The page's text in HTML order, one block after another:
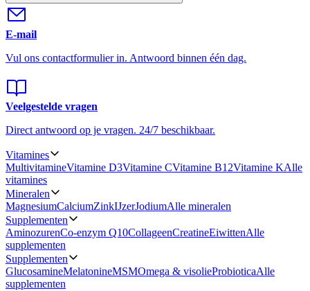
E-mail
Vul ons contactformulier in. Antwoord binnen één dag.
Veelgestelde vragen
Direct antwoord op je vragen. 24/7 beschikbaar.
Vitamines
MultivitamineVitamine D3Vitamine CVitamine B12Vitamine KAlle
vitamines
Mineralen
MagnesiumCalciumZinkIJzerJodiumAlle mineralen
Supplementen
AminozurenCo-enzym Q10CollageenCreatineEiwittenAlle
supplementen
Supplementen
GlucosamineMelatonineMSMOmega & visolieProbioticaAlle
supplementen